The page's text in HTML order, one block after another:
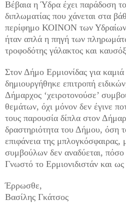
Βέβαια η Ύδρα έχει παράδοση
διπλωματίας που χάνεται στα
περίφημο ΚΟΙΝΟΝ των
ήταν απλά η πηγή των
τροφοδότης γάλακτος και
Στον Δήμο Ερμιονίδας για
δημιουργήθηκε επιτροπή
Δήμαρχος ‘χειροτονούσε’
θεμάτων, όχι μόνον δεν έγινε
τους παρουσία δίπλα στον
δραστηριότητα του Δήμου, όση
επιφάνεια της μπλογκόσφαιρας,
συμβούλων δεν αναδύεται, πόσο
Γνωστό το Ερμιονιδιστάν και
Έρρωσθε,
Βασίλης Γκάτσος